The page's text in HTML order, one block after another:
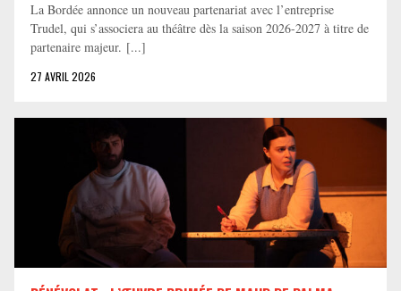
La Bordée annonce un nouveau partenariat avec l’entreprise
Trudel, qui s’associera au théâtre dès la saison 2026-2027 à titre de
partenaire majeur. [...]
27 AVRIL 2026